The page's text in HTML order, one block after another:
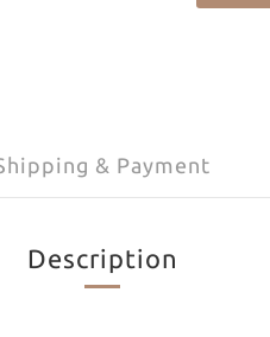
& Payment
Description